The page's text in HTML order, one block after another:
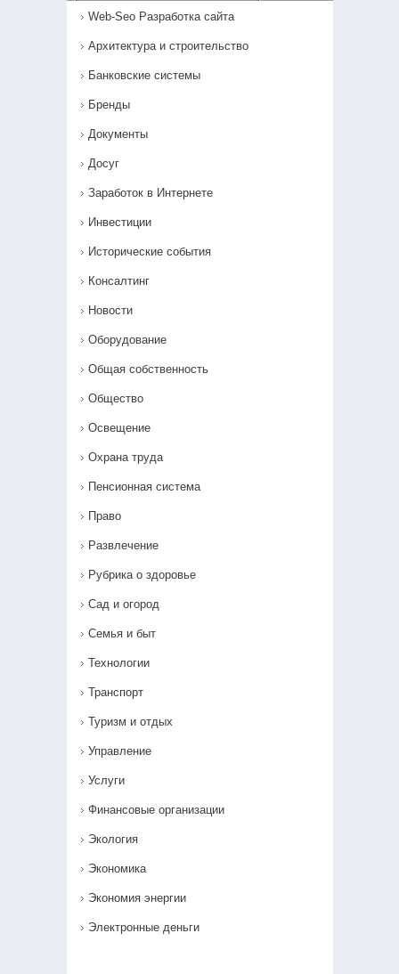
Web-Seo Разработка сайта
Архитектура и строительство
Банковские системы
Бренды
Документы
Досуг
Заработок в Интернете
Инвестиции
Исторические события
Консалтинг
Новости
Оборудование
Общая собственность
Общество
Освещение
Охрана труда
Пенсионная система
Право
Развлечение
Рубрика о здоровье
Сад и огород
Семья и быт
Технологии
Транспорт
Туризм и отдых
Управление
Услуги
Финансовые организации
Экология
Экономика
Экономия энергии
Электронные деньги